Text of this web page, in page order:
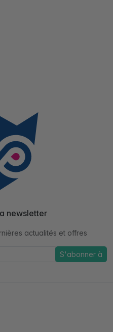
newsletter
actualités et offres
S'abonner à